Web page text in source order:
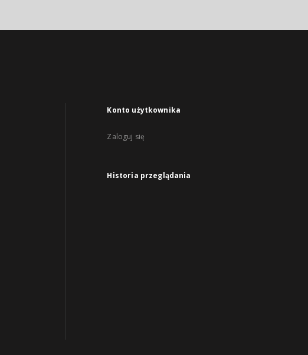
Konto użytkownika
Zaloguj się
Historia przeglądania